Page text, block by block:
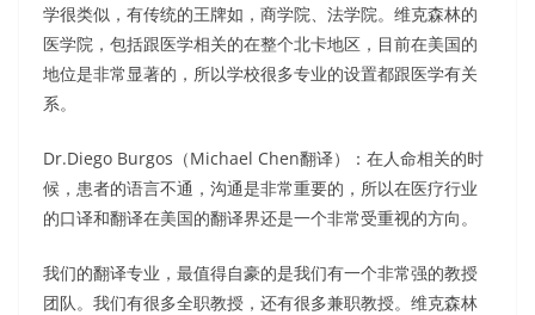
学很类似，有传统的王牌如，商学院、法学院。维克森林的
医学院，包括跟医学相关的在整个北卡地区，目前在美国的
地位是非常显著的，所以学校很多专业的设置都跟医学有关
系。
Dr.Diego Burgos（Michael Chen翻译）：在人命相关的时
候，患者的语言不通，沟通是非常重要的，所以在医疗行业
的口译和翻译在美国的翻译界还是一个非常受重视的方向。
我们的翻译专业，最值得自豪的是我们有一个非常强的教授
团队。我们有很多全职教授，还有很多兼职教授。维克森林